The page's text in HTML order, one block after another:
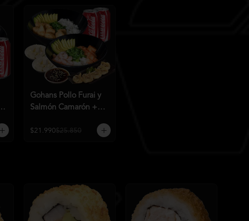
Gohans Pollo Furai y
Salmón Camarón +
$21.990$25.850